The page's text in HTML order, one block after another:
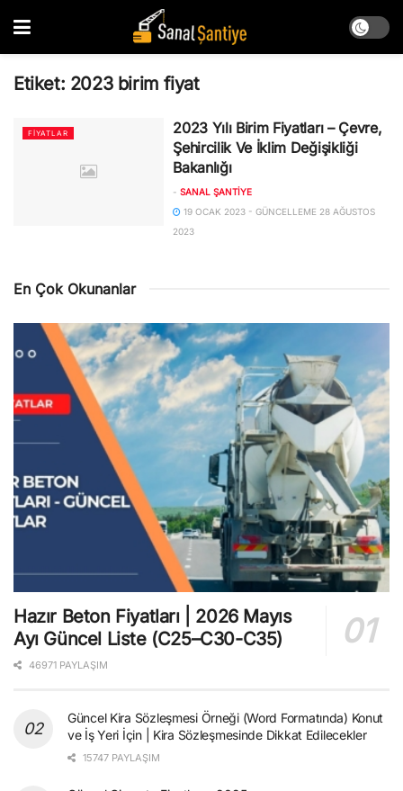
Etiket: 2023 birim fiyat
FIYATLAR
2023 Yılı Birim Fiyatları – Çevre,
Şehircilik Ve İklim Değişikliği
Bakanlığı
- SANAL ŞANTIYE
19 OCAK 2023 - GÜNCELLEME 28 AĞUSTOS
2023
En Çok Okunanlar
Hazır Beton Fiyatları | 2026 Mayıs
Ayı Güncel Liste (C25–C30-C35)
46971 PAYLAŞIM
Güncel Kira Sözleşmesi Örneği (Word Formatında) Konut
ve İş Yeri İçin | Kira Sözleşmesinde Dikkat Edilecekler
15747 PAYLAŞIM